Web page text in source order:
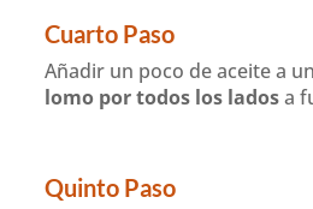
Cuarto Paso
Añadir un poco de aceite a
lomo por todos los ladosa
Quinto Paso